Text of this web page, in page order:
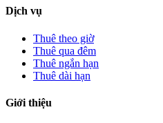
Dịch vụ
Thuê theo giờ
Thuê qua đêm
Thuê ngắn hạn
Thuê dài hạn
Giới thiệu